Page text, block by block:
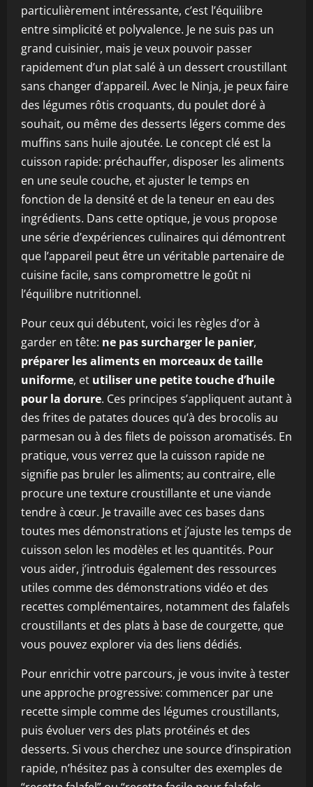
particulièrement intéressante, c’est l’équilibre
entre simplicité et polyvalence. Je ne suis pas un
grand cuisinier, mais je veux pouvoir passer
rapidement d’un plat salé à un dessert croustillant
sans changer d’appareil. Avec le Ninja, je peux faire
des légumes rôtis croquants, du poulet doré à
souhait, ou même des desserts légers comme des
muffins sans huile ajoutée. Le concept clé est la
cuisson rapide: préchauffer, disposer les aliments
en une seule couche, et ajuster le temps en
fonction de la densité et de la teneur en eau des
ingrédients. Dans cette optique, je vous propose
une série d’expériences culinaires qui démontrent
que l’appareil peut être un véritable partenaire de
cuisine facile, sans compromettre le goût ni
l’équilibre nutritionnel.
Pour ceux qui débutent, voici les règles d’or à
garder en tête: ne pas surcharger le panier,
préparer les aliments en morceaux de taille
uniforme, et utiliser une petite touche d’huile
pour la dorure. Ces principes s’appliquent autant à
des frites de patates douces qu’à des brocolis au
parmesan ou à des filets de poisson aromatisés. En
pratique, vous verrez que la cuisson rapide ne
signifie pas bruler les aliments; au contraire, elle
procure une texture croustillante et une viande
tendre à cœur. Je travaille avec ces bases dans
toutes mes démonstrations et j’ajuste les temps de
cuisson selon les modèles et les quantités. Pour
vous aider, j’introduis également des ressources
utiles comme des démonstrations vidéo et des
recettes complémentaires, notamment des falafels
croustillants et des plats à base de courgette, que
vous pouvez explorer via des liens dédiés.
Pour enrichir votre parcours, je vous invite à tester
une approche progressive: commencer par une
recette simple comme des légumes croustillants,
puis évoluer vers des plats protéinés et des
desserts. Si vous cherchez une source d’inspiration
rapide, n’hésitez pas à consulter des exemples de